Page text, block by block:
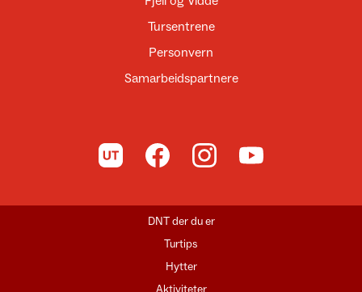
Tursentrene
Personvern
Samarbeidspartnere
Til UT.no Til DNT på Facebook
Til DNT på Instagram
Til DNT på YouTube
DNT der du er
Turtips
Hytter